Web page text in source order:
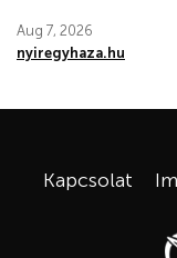
Aug 7, 2026
nyiregyhaza.hu
Kapcsolat